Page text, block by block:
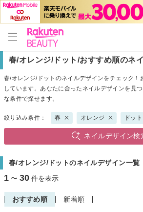
春/オレンジ/ドット/おすすめ順のネ
春/オレンジ/ドットのネイルデザインをチェック！
しています。あなたに合ったネイルデザインを見
な条件で探せます。
絞り込み条件： 春 オレンジ ドット
ネイルデザイン検
春/オレンジ/ドットのネイルデザイン一覧
1 〜 30 件を表示
おすすめ順 新着順